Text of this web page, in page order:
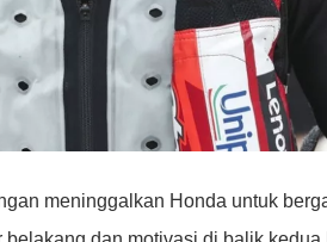
meninggalkan Honda untuk